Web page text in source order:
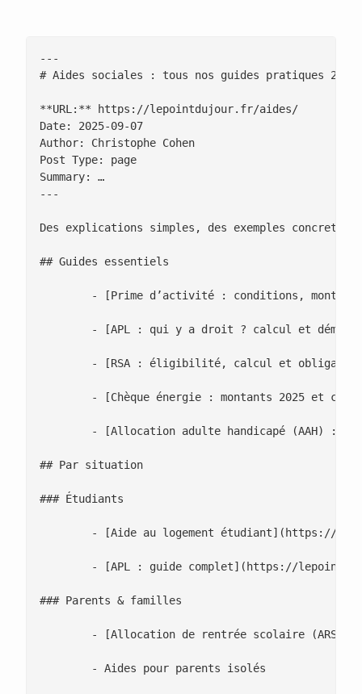
---
# Aides sociales : tous nos guides pratiques 2025
**URL:** https://lepointdujour.fr/aides/
Date: 2025-09-07
Author: Christophe Cohen
Post Type: page
Summary: …
---
Des explications simples, des exemples
## Guides essentiels
## Par situation
### Étudiants
### Parents & familles